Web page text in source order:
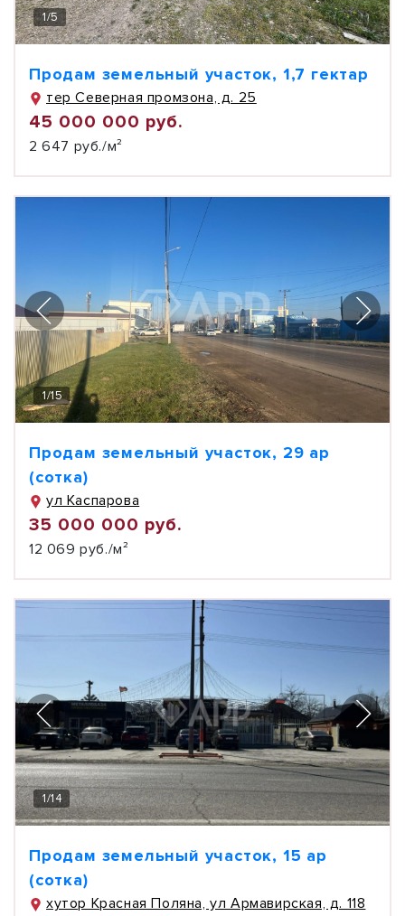
1/5
Продам земельный участок, 1,7 гектар
тер Северная промзона, д. 25
45 000 000 руб.
2 647 руб./м²
1/15
Продам земельный участок, 29 ар
(сотка)
ул Каспарова
35 000 000 руб.
12 069 руб./м²
1/14
Продам земельный участок, 15 ар
(сотка)
хутор Красная Поляна, ул Армавирская, д. 118